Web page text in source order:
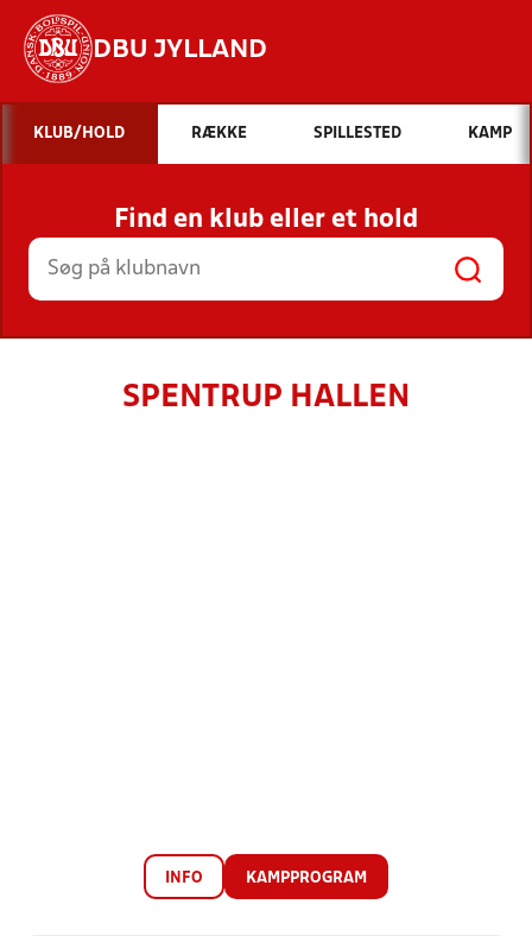
DBU JYLLAND
Hvad vil du søge efter?
INDHOLD OG NYHEDER
STILLINGER, RESULTATER, KLUBBER OG
HOLD
KLUB/HOLD RÆKKE SPILLESTED KAMP
Find en klub eller et hold
SPENTRUP HALLEN
INFO KAMPPROGRAM